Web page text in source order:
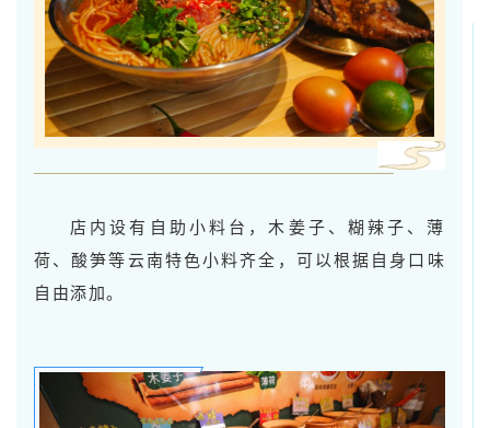
店内设有自助小料台，木姜子、糊辣子、薄
荷、酸笋等云南特色小料齐全，可以根据自身口味
自由添加。